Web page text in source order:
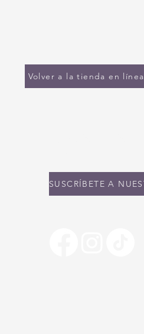
Volver a la tienda en línea